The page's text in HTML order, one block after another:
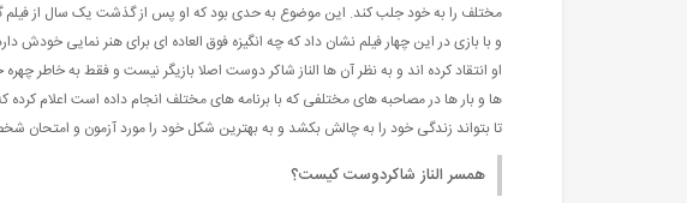
مختلف را به خود جلب کند. این موضوع به حدی بود که او پس از گذشت یک سال از فیلم
و با بازی در این چهار فیلم نشان داد که چه انگیزه فوق العاده ای برای هنر نمایی خودش
او انتقاد کرده اند و به نظر آن ها الناز شاکر دوست اصلا بازیگر نیست و فقط به خاطر
ها و بار ها در مصاحبه های مختلفی که با برنامه های مختلف انجام داده است اعلام
تا بتواند زندگی خود را به چالش بکشد و به بهترین شکل خود را مورد آزمون و امتحان
همسر الناز شاکردوست کیست؟